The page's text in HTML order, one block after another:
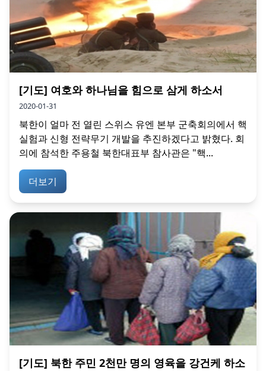
[기도] 여호와 하나님을 힘으로 삼게 하소서
2020-01-31
북한이 얼마 전 열린 스위스 유엔 본부 군축회의에서 핵
실험과 신형 전략무기 개발을 추진하겠다고 밝혔다. 회
의에 참석한 주용철 북한대표부 참사관은 "핵...
더보기
[기도] 북한 주민 2천만 명의 영육을 강건케 하소